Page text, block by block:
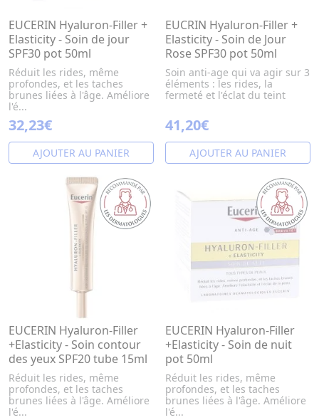
EUCERIN Hyaluron-Filler +
Elasticity - Soin de jour
SPF30 pot 50ml
Réduit les rides, même
profondes, et les taches
brunes liées à l'âge. Améliore
l'é...
32,23€
AJOUTER AU PANIER
EUCRIN Hyaluron-Filler +
Elasticity - Soin de Jour
Rose SPF30 pot 50ml
Soin anti-age qui va agir sur 3
éléments : les rides, la
fermeté et l'éclat du teint
41,20€
AJOUTER AU PANIER
EUCERIN Hyaluron-Filler
+Elasticity - Soin contour
des yeux SPF20 tube 15ml
Réduit les rides, même
profondes, et les taches
brunes liées à l'âge. Améliore
l'é...
EUCERIN Hyaluron-Filler
+Elasticity - Soin de nuit
pot 50ml
Réduit les rides, même
profondes, et les taches
brunes liées à l'âge. Améliore
l'é...